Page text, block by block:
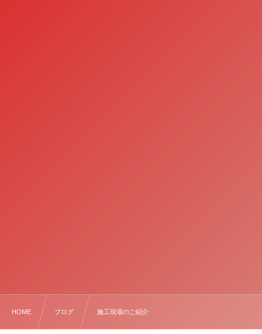
HOME ブログ 施工現場のご紹介